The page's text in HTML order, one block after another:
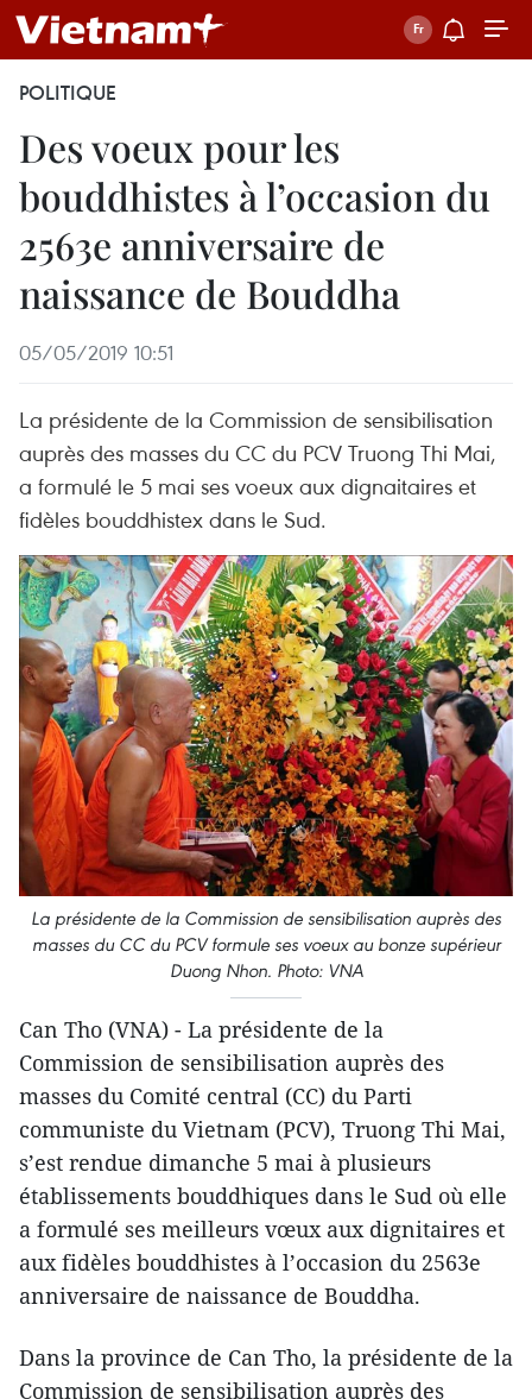
POLITIQUE
Des voeux pour les
bouddhistes à l’occasion du
2563e anniversaire de
naissance de Bouddha
05/05/2019 10:51
La présidente de la Commission de sensibilisation
auprès des masses du CC du PCV Truong Thi Mai,
a formulé le 5 mai ses voeux aux dignaitaires et
fidèles bouddhistex dans le Sud.
La présidente de la Commission de sensibilisation auprès des
masses du CC du PCV formule ses voeux au bonze supérieur
Duong Nhon. Photo: VNA
Can Tho (VNA) - La présidente de la
Commission de sensibilisation auprès des
masses du Comité central (CC) du Parti
communiste du Vietnam (PCV), Truong Thi Mai,
s’est rendue dimanche 5 mai à plusieurs
établissements bouddhiques dans le Sud où elle
a formulé ses meilleurs vœux aux dignitaires et
aux fidèles bouddhistes à l’occasion du 2563e
anniversaire de naissance de Bouddha.
Dans la province de Can Tho, la présidente de la
Commission de sensibilisation auprès des